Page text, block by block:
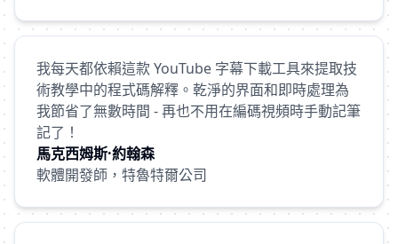
我每天都依賴這款 YouTube 字幕下載工具來提取技
術教學中的程式碼解釋。乾淨的界面和即時處理為
我節省了無數時間 - 再也不用在編碼視頻時手動記筆
記了！
馬克西姆斯·約翰森
軟體開發師，特魯特爾公司